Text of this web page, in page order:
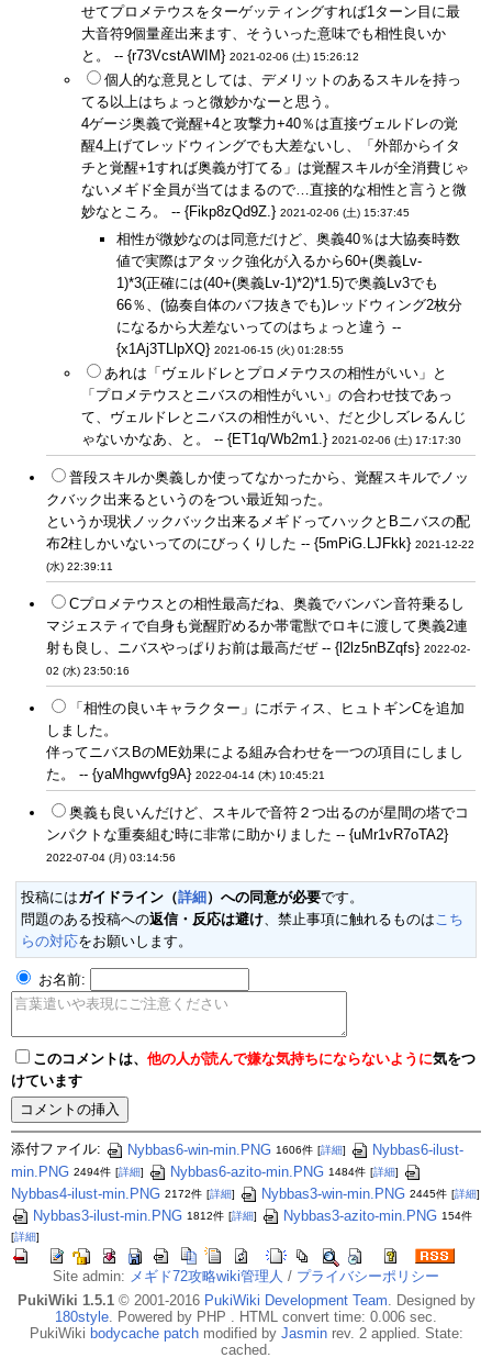
せてプロメテウスをターゲッティングすれば1ターン目に最
大音符9個量産出来ます、そういった意味でも相性良いか
と。 -- {r73VcstAWIM} 2021-02-06 (土) 15:26:12
個人的な意見としては、デメリットのあるスキルを持っ
てる以上はちょっと微妙かなーと思う。
4ゲージ奥義で覚醒+4と攻撃力+40％は直接ヴェルドレの覚
醒4上げてレッドウィングでも大差ないし、「外部からイタ
チと覚醒+1すれば奥義が打てる」は覚醒スキルが全消費じゃ
ないメギド全員が当てはまるので…直接的な相性と言うと微
妙なところ。 -- {Fikp8zQd9Z.} 2021-02-06 (土) 15:37:45
相性が微妙なのは同意だけど、奥義40％は大協奏時数
値で実際はアタック強化が入るから60+(奥義Lv-
1)*3(正確には(40+(奥義Lv-1)*2)*1.5)で奥義Lv3でも
66％、(協奏自体のバフ抜きでも)レッドウィング2枚分
になるから大差ないってのはちょっと違う --
{x1Aj3TLlpXQ} 2021-06-15 (火) 01:28:55
あれは「ヴェルドレとプロメテウスの相性がいい」と
「プロメテウスとニバスの相性がいい」の合わせ技であっ
て、ヴェルドレとニバスの相性がいい、だと少しズレるんじ
ゃないかなあ、と。 -- {ET1q/Wb2m1.} 2021-02-06 (土) 17:17:30
普段スキルか奥義しか使ってなかったから、覚醒スキルでノッ
クバック出来るというのをつい最近知った。
というか現状ノックバック出来るメギドってハックとBニバスの配
布2柱しかいないってのにびっくりした -- {5mPiG.LJFkk} 2021-12-22
(水) 22:39:11
Cプロメテウスとの相性最高だね、奥義でバンバン音符乗るし
マジェスティで自身も覚醒貯めるか帯電獣でロキに渡して奥義2連
射も良し、ニバスやっぱりお前は最高だぜ -- {l2lz5nBZqfs} 2022-02-
02 (水) 23:50:16
「相性の良いキャラクター」にボティス、ヒュトギンCを追加
しました。
伴ってニバスBのME効果による組み合わせを一つの項目にしまし
た。 -- {yaMhgwvfg9A} 2022-04-14 (木) 10:45:21
奥義も良いんだけど、スキルで音符２つ出るのが星間の塔でコ
ンパクトな重奏組む時に非常に助かりました -- {uMr1vR7oTA2}
2022-07-04 (月) 03:14:56
投稿にはガイドライン（詳細 ）への同意が必要です。
問題のある投稿への返信・反応は避け、禁止事項に触れるものはこち
らの対応をお願いします。
お名前:
このコメントは、 他の人が読んで嫌な気持ちにならないように気をつ
けています
添付ファイル: Nybbas6-win-min.PNG 1606件 [詳細]
Nybbas6-ilust-
min.PNG 2494件 [詳細] Nybbas6-azito-min.PNG 1484件 [詳細]
Nybbas4-ilust-min.PNG 2172件 [詳細] Nybbas3-win-min.PNG 2445件 [詳細]
Nybbas3-ilust-min.PNG 1812件 [詳細] Nybbas3-azito-min.PNG 154件
[詳細]
Site admin: メギド72攻略wiki管理人 / プライバシーポリシー
PukiWiki 1.5.1© 2001-2016 PukiWiki Development Team. Designed by
180style. Powered by PHP . HTML convert time: 0.006 sec.
PukiWiki bodycache patchmodified by Jasminrev. 2 applied. State:
cached.